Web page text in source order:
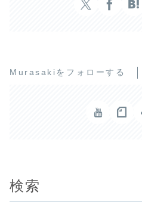
Murasakiをフォローする
検索